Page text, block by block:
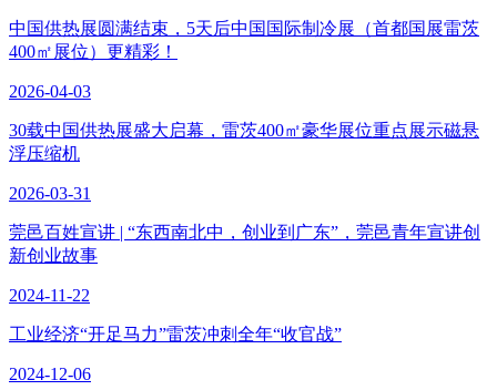
中国供热展圆满结束，5天后中国国际制冷展（首都国展雷茨
400㎡展位）更精彩！
2026-04-03
30载中国供热展盛大启幕，雷茨400㎡豪华展位重点展示磁悬
浮压缩机
2026-03-31
莞邑百姓宣讲 | “东西南北中，创业到广东”，莞邑青年宣讲创
新创业故事
2024-11-22
工业经济“开足马力”雷茨冲刺全年“收官战”
2024-12-06